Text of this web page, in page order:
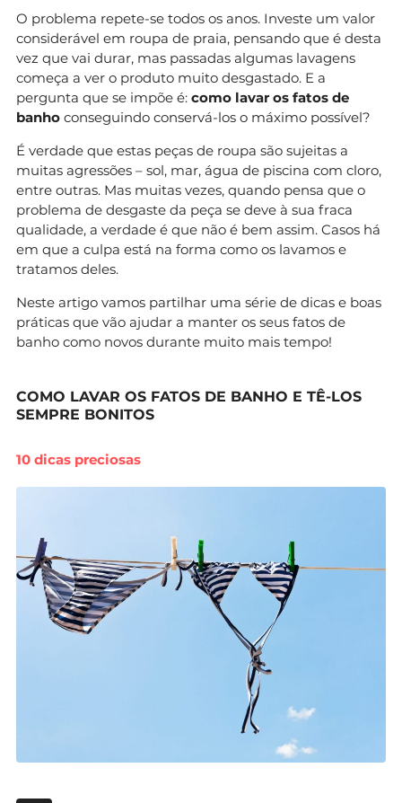
O problema repete-se todos os anos. Investe um valor
considerável em roupa de praia, pensando que é desta
vez que vai durar, mas passadas algumas lavagens
começa a ver o produto muito desgastado. E a
pergunta que se impõe é: como lavar os fatos de
banho conseguindo conservá-los o máximo possível?
É verdade que estas peças de roupa são sujeitas a
muitas agressões – sol, mar, água de piscina com cloro,
entre outras. Mas muitas vezes, quando pensa que o
problema de desgaste da peça se deve à sua fraca
qualidade, a verdade é que não é bem assim. Casos há
em que a culpa está na forma como os lavamos e
tratamos deles.
Neste artigo vamos partilhar uma série de dicas e boas
práticas que vão ajudar a manter os seus fatos de
banho como novos durante muito mais tempo!
COMO LAVAR OS FATOS DE BANHO E TÊ-LOS
SEMPRE BONITOS
10 dicas preciosas